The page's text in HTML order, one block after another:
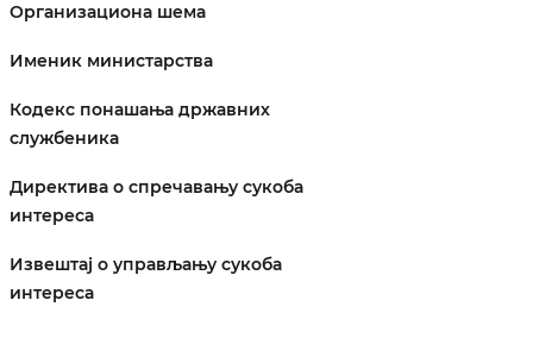
Организациона шема
Именик министарства
Кодекс понашања државних
службеника
Директива о спречавању сукоба
интереса
Извештај о управљању сукоба
интереса